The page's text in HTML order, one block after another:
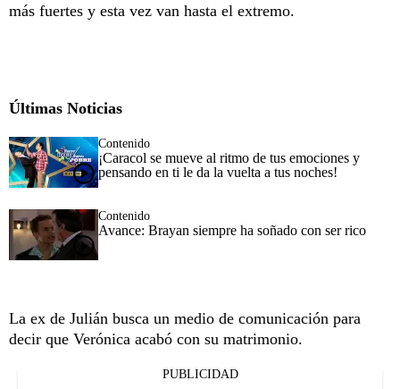
más fuertes y esta vez van hasta el extremo.
Últimas Noticias
Contenido
¡Caracol se mueve al ritmo de tus emociones y
pensando en ti le da la vuelta a tus noches!
Contenido
Avance: Brayan siempre ha soñado con ser rico
La ex de Julián busca un medio de comunicación para
decir que Verónica acabó con su matrimonio.
PUBLICIDAD